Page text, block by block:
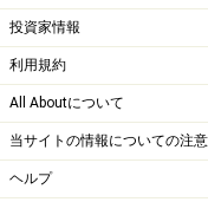
投資家情報
利用規約
All Aboutについて
当サイトの情報についての注意
ヘルプ